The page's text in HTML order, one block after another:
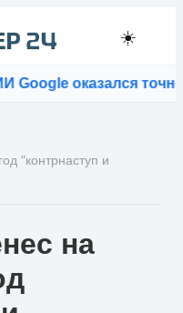
☀️
оказался точнее
"контрнаступ и
на